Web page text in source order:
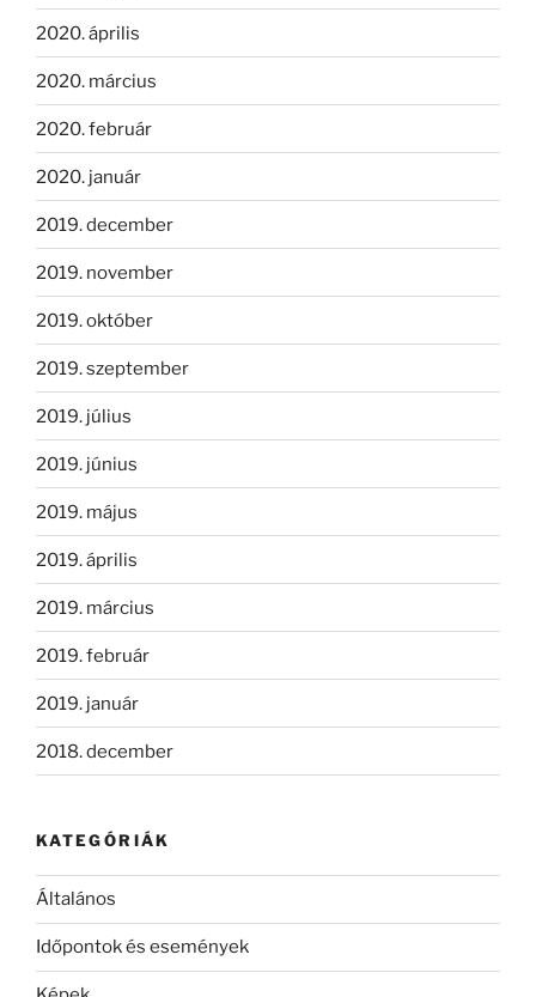
2020. április
2020. március
2020. február
2020. január
2019. december
2019. november
2019. október
2019. szeptember
2019. július
2019. június
2019. május
2019. április
2019. március
2019. február
2019. január
2018. december
KATEGÓRIÁK
Általános
Időpontok és események